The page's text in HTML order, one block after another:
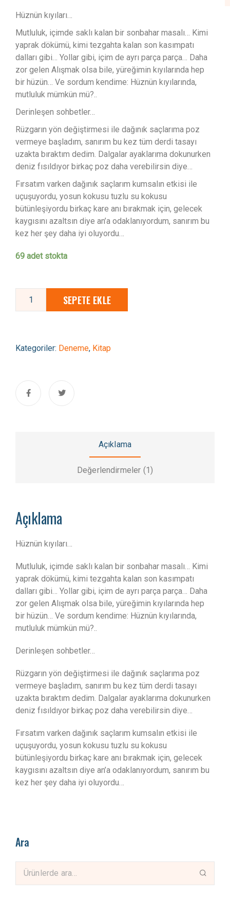
Hüznün kıyıları…
Mutluluk, içimde saklı kalan bir sonbahar masalı… Kimi
yaprak dökümü, kimi tezgahta kalan son kasımpatı
dalları gibi… Yollar gibi, içim de ayrı parça parça… Daha
zor gelen Alışmak olsa bile, yüreğimin kıyılarında hep
bir hüzün… Ve sordum kendime: Hüznün kıyılarında,
mutluluk mümkün mü?..
Derinleşen sohbetler…
Rüzgarın yön değiştirmesi ile dağınık saçlarıma poz
vermeye başladım, sanırım bu kez tüm derdi tasayı
uzakta bıraktım dedim. Dalgalar ayaklarıma dokunurken
deniz fısıldıyor birkaç poz daha verebilirsin diye…
Fırsatım varken dağınık saçlarım kumsalın etkisi ile
uçuşuyordu, yosun kokusu tuzlu su kokusu
bütünleşiyordu birkaç kare anı bırakmak için, gelecek
kaygısını azaltsın diye an’a odaklanıyordum, sanırım bu
kez her şey daha iyi oluyordu…
69 adet stokta
SEPETE EKLE
Kategoriler: Deneme, Kitap
Açıklama
Değerlendirmeler (1)
Açıklama
Hüznün kıyıları…
Mutluluk, içimde saklı kalan bir sonbahar masalı… Kimi
yaprak dökümü, kimi tezgahta kalan son kasımpatı
dalları gibi… Yollar gibi, içim de ayrı parça parça… Daha
zor gelen Alışmak olsa bile, yüreğimin kıyılarında hep
bir hüzün… Ve sordum kendime: Hüznün kıyılarında,
mutluluk mümkün mü?..
Derinleşen sohbetler…
Rüzgarın yön değiştirmesi ile dağınık saçlarıma poz
vermeye başladım, sanırım bu kez tüm derdi tasayı
uzakta bıraktım dedim. Dalgalar ayaklarıma dokunurken
deniz fısıldıyor birkaç poz daha verebilirsin diye…
Fırsatım varken dağınık saçlarım kumsalın etkisi ile
uçuşuyordu, yosun kokusu tuzlu su kokusu
bütünleşiyordu birkaç kare anı bırakmak için, gelecek
kaygısını azaltsın diye an’a odaklanıyordum, sanırım bu
kez her şey daha iyi oluyordu…
Ara